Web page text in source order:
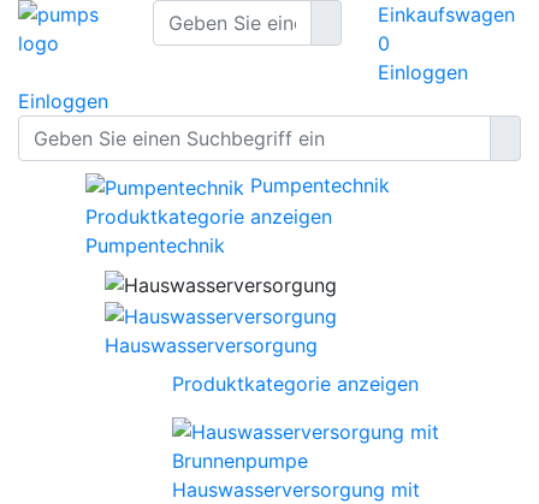
Einkaufswagen
0
Einloggen
Einloggen
Pumpentechnik
Produktkategorie anzeigen
Pumpentechnik
Hauswasserversorgung
Produktkategorie anzeigen
Hauswasserversorgung mit